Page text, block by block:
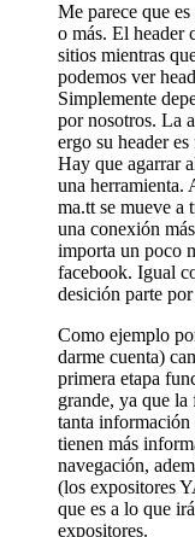
Me parece que
o más. El header
sitios mientras
podemos ver
Simplemente
por nosotros. La
ergo su header
Hay que agarrar
una herramienta.
ma.tt se mueve a
una conexión
importa un poco
facebook. Igual
desición parte
Como ejemplo
darme cuenta)
primera etapa
grande, ya que
tanta información
tienen más
navegación,
(los expositores
que es a lo que
expositores.